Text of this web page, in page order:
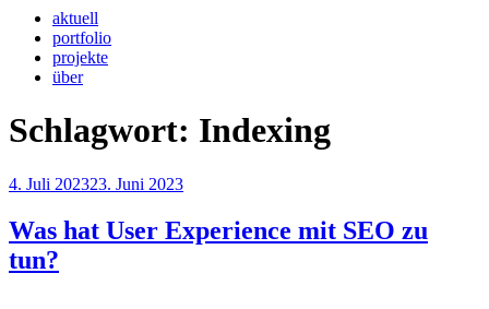
aktuell
portfolio
projekte
über
Schlagwort: Indexing
Veröffentlicht
4. Juli 202323. Juni 2023
Was hat User Experience mit SEO zu
tun?